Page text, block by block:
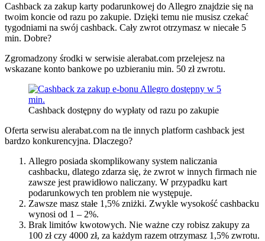
Cashback za zakup karty podarunkowej do Allegro znajdzie się na
twoim koncie od razu po zakupie. Dzięki temu nie musisz czekać
tygodniami na swój cashback. Cały zwrot otrzymasz w niecałe 5
min. Dobre?
Zgromadzony środki w serwisie alerabat.com przelejesz na
wskazane konto bankowe po uzbieraniu min. 50 zł zwrotu.
Cashback dostępny do wypłaty od razu po zakupie
Oferta serwisu alerabat.com na tle innych platform cashback jest
bardzo konkurencyjna. Dlaczego?
Allegro posiada skomplikowany system naliczania
cashbacku, dlatego zdarza się, że zwrot w innych firmach nie
zawsze jest prawidłowo naliczany. W przypadku kart
podarunkowych ten problem nie występuje.
Zawsze masz stałe 1,5% zniżki. Zwykle wysokość cashbacku
wynosi od 1 – 2%.
Brak limitów kwotowych. Nie ważne czy robisz zakupy za
100 zł czy 4000 zł, za każdym razem otrzymasz 1,5% zwrotu.